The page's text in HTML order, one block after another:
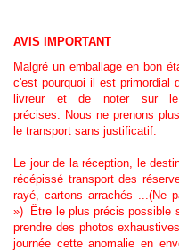
AVIS IMPORTANT
Malgré un emballage en bon
c'est pourquoi il est primordial
livreur et de noter sur le
précises. Nous ne prenons
le transport sans justificatif.
Le jour de la réception, le
récépissé transport des
rayé, cartons arrachés ...(Ne
») Être le plus précis possible
prendre des photos
journée cette anomalie en